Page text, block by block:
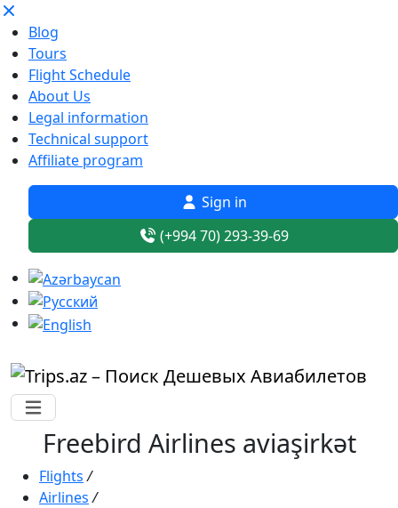
Blog
Tours
Flight Schedule
About Us
Legal information
Technical support
Affiliate program
Sign in
(+994 70) 293-39-69
Freebird Airlines aviaşirkət
Flights /
Airlines /